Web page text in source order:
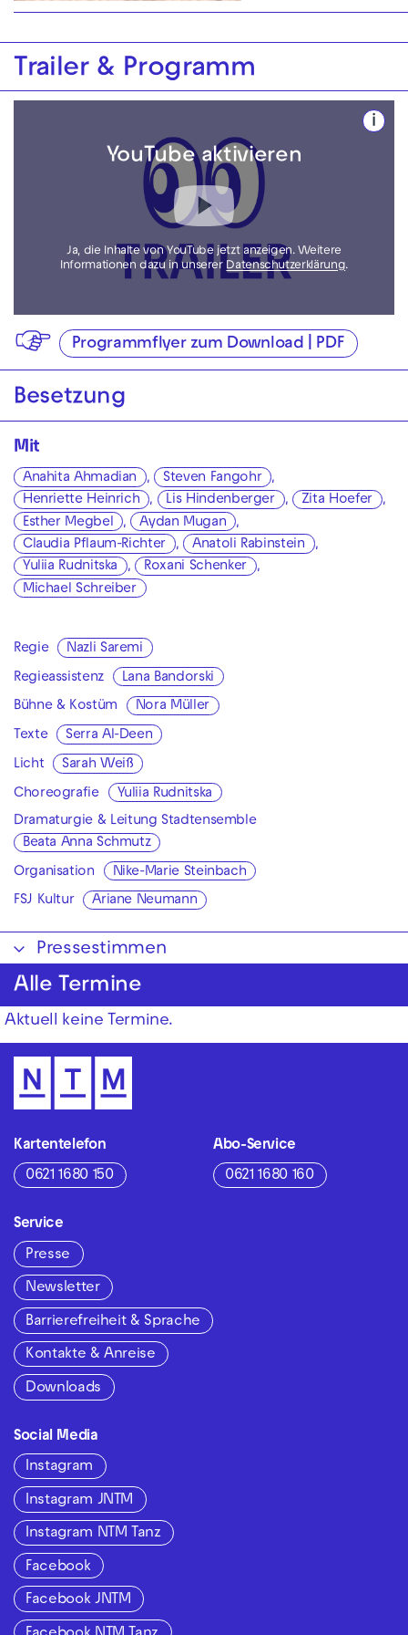
Trailer & Programm
YouTube aktivieren
i
Ja, die Inhalte von YouTube jetzt anzeigen. Weitere
Informationen dazu in unserer Datenschutzerklärung.
Programmflyer zum Download | PDF
Besetzung
Mit
Anahita Ahmadian , Steven Fangohr
,
Henriette Heinrich
, Lis Hindenberger , Zita Hoefer
,
Esther Megbel
, Aydan Mugan
,
Claudia Pflaum-Richter
, Anatoli Rabinstein
,
Yuliia Rudnitska
, Roxani Schenker
,
Michael Schreiber
Regie Nazli Saremi
Regieassistenz Lana Bandorski
Bühne & Kostüm Nora Müller
Texte Serra Al-Deen
Licht Sarah Weiß
Choreografie Yuliia Rudnitska
Dramaturgie & Leitung Stadtensemble
Beata Anna Schmutz
Organisation Nike-Marie Steinbach
FSJ Kultur Ariane Neumann
Pressestimmen
Alle Termine
Aktuell keine Termine.
Kartentelefon
0621 1680 150
Abo-Service
0621 1680 160
Service
Presse
Newsletter
Barrierefreiheit & Sprache
Kontakte & Anreise
Downloads
Social Media
Instagram
Instagram JNTM
Instagram NTM Tanz
Facebook
Facebook JNTM